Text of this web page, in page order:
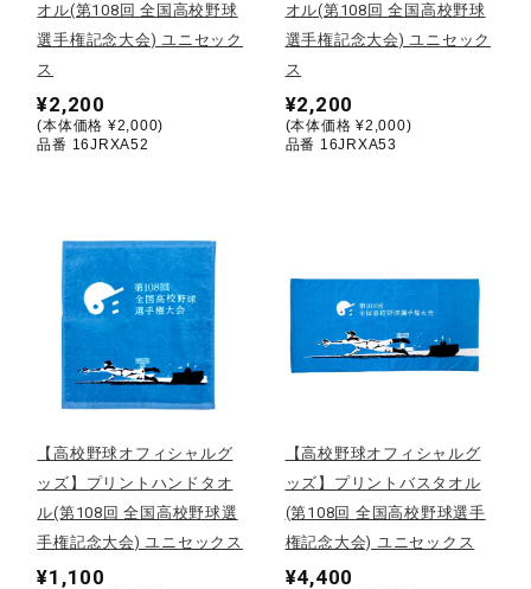
ゴルフ
スイム
テニス／ソフトテニス
バドミントン
陸上競技
卓球
オル(第108回 全国高校野球
選手権記念大会) ユニセック
ス
¥2,200
(本体価格 ¥2,000)
品番 16JRXA52
オル(第108回 全国高校野球
選手権記念大会) ユニセック
ス
¥2,200
(本体価格 ¥2,000)
品番 16JRXA53
【高校野球オフィシャルグ
ッズ】プリントハンドタオ
ル(第108回 全国高校野球選
手権記念大会) ユニセックス
¥1,100
【高校野球オフィシャルグ
ッズ】プリントバスタオル
(第108回 全国高校野球選手
権記念大会) ユニセックス
¥4,400